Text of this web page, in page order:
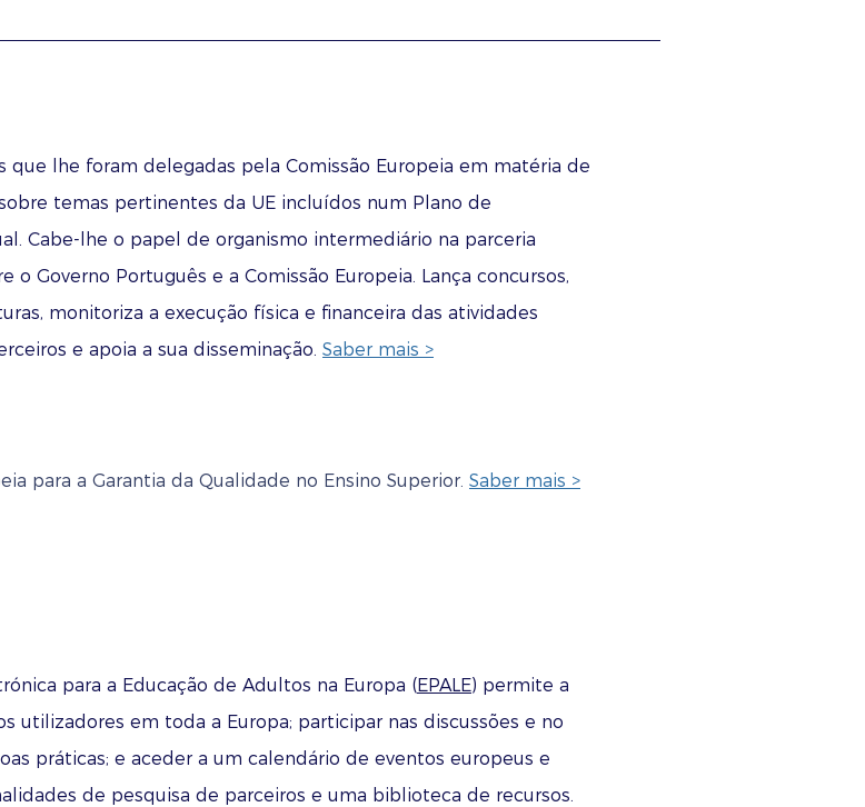
que lhe foram delegadas pela Comissão Europeia em matéria de
temas pertinentes da UE incluídos num Plano de
Cabe-lhe o papel de organismo intermediário na parceria
o Governo Português e a Comissão Europeia. Lança concursos,
monitoriza a execução física e financeira das atividades
e apoia a sua disseminação. Saber mais >
para a Garantia da Qualidade no Ensino Superior. Saber mais >
para a Educação de Adultos na Europa (EPALE) permite a
utilizadores em toda a Europa; participar nas discussões e no
práticas; e aceder a um calendário de eventos europeus e
de pesquisa de parceiros e uma biblioteca de recursos.